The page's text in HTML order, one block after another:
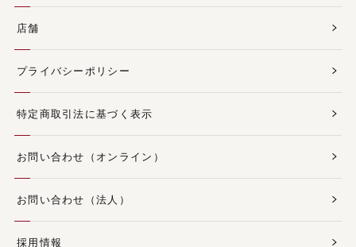
店舗
プライバシーポリシー
特定商取引法に基づく表示
お問い合わせ（オンライン）
お問い合わせ（法人）
採用情報